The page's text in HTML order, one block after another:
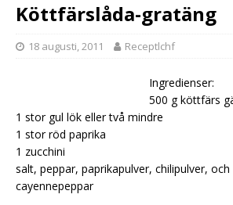
Köttfärslåda-gratäng
18 augusti, 2011 Receptlchf
Ingredienser:
500 g köttfärs
1 stor gul lök eller två mindre
1 stor röd paprika
1 zucchini
salt, peppar, paprikapulver, chilipulver,
cayennepeppar